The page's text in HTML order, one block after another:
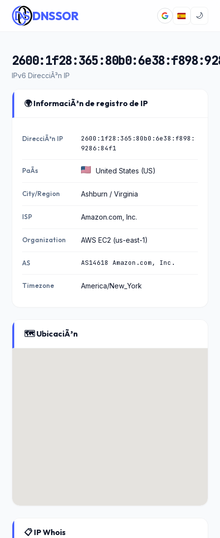
DNSSOR 🌙
IPv6 DirecciÃ³n IP
🌍 InformaciÃ³n de registro de IP
DirecciÃ³n IP
2600:1f28:365:80b0:6e38:f898:
9286:84f1
PaÃ­s United States (US)
City/Region Ashburn / Virginia
ISP Amazon.com, Inc.
Organization AWS EC2 (us-east-1)
AS AS14618 Amazon.com, Inc.
Timezone America/New_York
🗺️ UbicaciÃ³n
📋 IP Whois